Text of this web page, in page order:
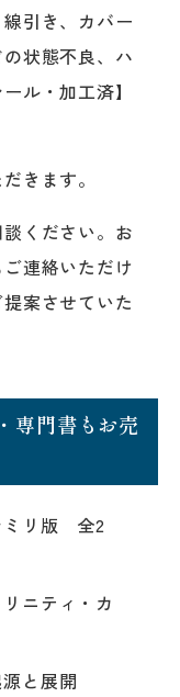
引き、カバー
状態不良、ハ
ル・加工済】
きます。
ください。お
連絡いただけ
案させていた
専門書もお売
ミリ版 全2
ニティ・カ
と展開